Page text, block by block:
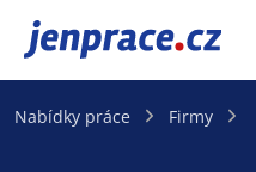
JenPráce.cz
Nabídky práce Firmy